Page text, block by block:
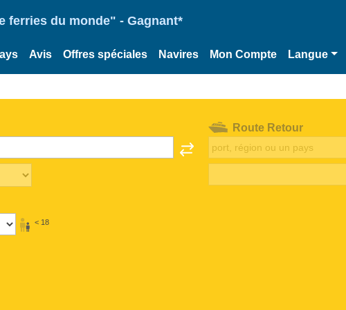
ferries du monde" - Gagnant*
Avis Offres spéciales Navires Mon Compte Langue
< 18
Route Retour